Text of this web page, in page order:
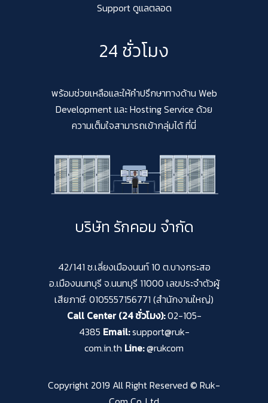
Support ดูแลตลอด
24 ชั่วโมง
พร้อมช่วยเหลือและให้คำปรึกษาทางด้าน Web
Development และ Hosting Service ด้วย
ความเต็มใจสามารถเข้ากลุ่มได้ ที่นี่
บริษัท รักคอม จำกัด
42/141 ซ.เลี่ยงเมืองนนท์ 10 ต.บางกระสอ
อ.เมืองนนทบุรี จ.นนทบุรี 11000 เลขประจำตัวผู้
เสียภาษี: 0105557156771 (สำนักงานใหญ่)
Call Center (24 ชั่วโมง):02-105-
4385 Email:support@ruk-
com.in.th Line:@rukcom
Copyright 2019 All Right Reserved © Ruk-